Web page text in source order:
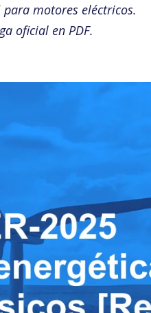
para motores eléctricos.
oficial en PDF.